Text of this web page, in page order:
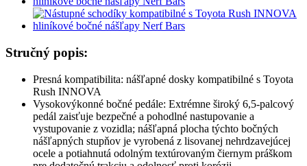
Stručný popis:
Presná kompatibilita: nášľapné dosky kompatibilné s Toyota
Rush INNOVA
Vysokovýkonné bočné pedále: Extrémne široký 6,5-palcový
pedál zaisťuje bezpečné a pohodlné nastupovanie a
vystupovanie z vozidla; nášľapná plocha týchto bočných
nášľapných stupňov je vyrobená z lisovanej nehrdzavejúcej
ocele a potiahnutá odolným textúrovaným čiernym práškom